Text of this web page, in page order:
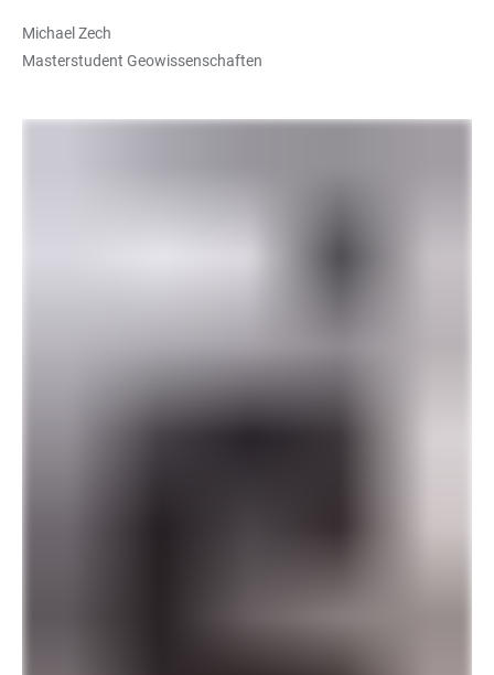
Michael Zech
Masterstudent Geowissenschaften